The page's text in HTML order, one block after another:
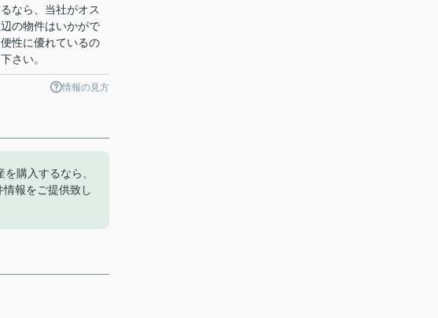
なら、当社がオス
の物件はいかがで
性に優れているの
さい。
情報の見方
購入するなら、
報をご提供致し